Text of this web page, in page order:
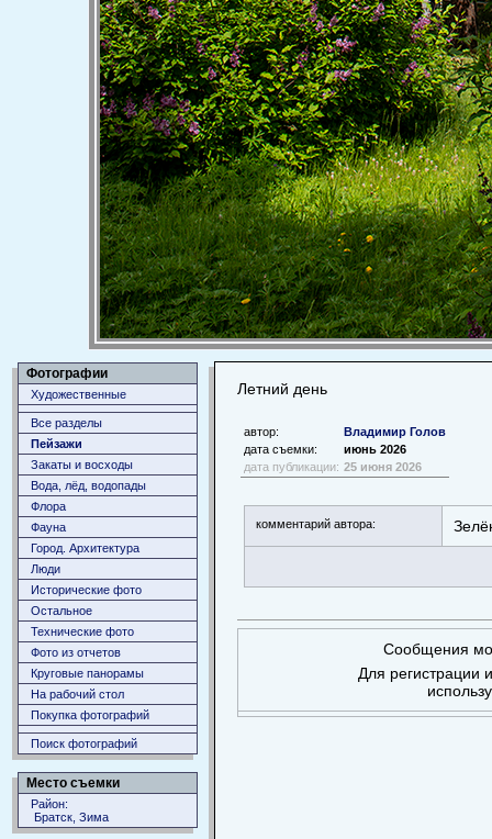
Фотографии
Художественные
Все разделы
Пейзажи
Закаты и восходы
Вода, лёд, водопады
Флора
Фауна
Город. Архитектура
Люди
Исторические фото
Остальное
Технические фото
Фото из отчетов
Круговые панорамы
На рабочий стол
Покупка фотографий
Поиск фотографий
Место съемки
Район:
Братск, Зима
Летний день
автор:
Владимир Голов
дата съемки:
июнь 2026
дата публикации: 25 июня 2026
комментарий автора:
Сообщения
Для регистрации